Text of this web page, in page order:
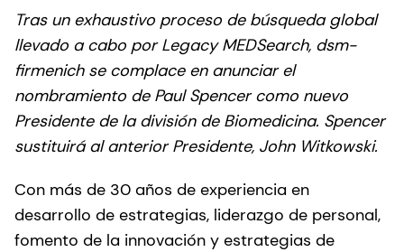
Tras un exhaustivo proceso de búsqueda global
llevado a cabo por Legacy MEDSearch, dsm-
firmenich se complace en anunciar el
nombramiento de Paul Spencer como nuevo
Presidente de la división de Biomedicina. Spencer
sustituirá al anterior Presidente, John Witkowski.
Con más de 30 años de experiencia en
desarrollo de estrategias, liderazgo de personal,
fomento de la innovación y estrategias de